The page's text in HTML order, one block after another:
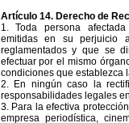
Artículo 14. Derecho de
1. Toda persona
emitidas en su perjuicio
reglamentados y que se
efectuar por el mismo
condiciones que establezca
2. En ningún caso la
responsabilidades legales
3. Para la efectiva
empresa periodística,